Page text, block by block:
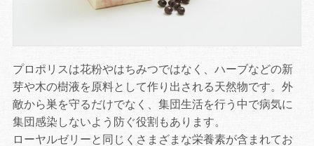
プロポリスは花粉やはちみつではなく、ハーブなどの新
芽や木の樹液を原料として作り出される天然物です。外
敵から巣を守るだけでなく、集団生活を行う中で病気に
集団感染しないよう防ぐ役割もあります。
ローヤルゼリーと同じくさまざまな栄養素が含まれてお